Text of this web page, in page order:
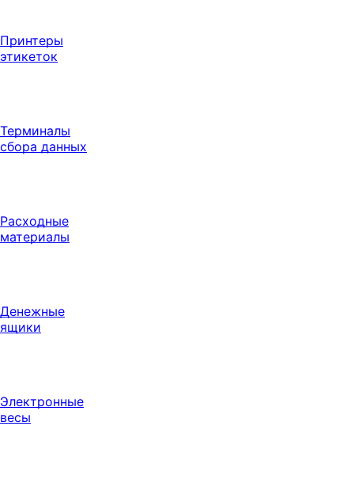
Принтеры
этикеток
Терминалы
сбора данных
Расходные
материалы
Денежные
ящики
Электронные
весы